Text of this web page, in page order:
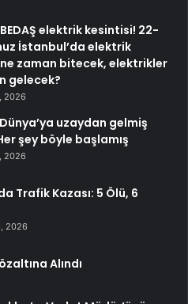
elektrik kesintisi! 22-
İstanbul’da elektrik
zaman bitecek, elektrikler
gelecek?
2026
uzaydan gelmiş
şey böyle başlamış
2026
Trafik Kazası: 5 Ölü, 6
2026
Alındı